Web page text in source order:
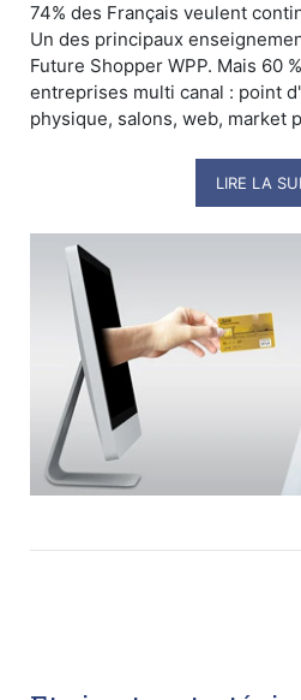
74% des Français veulent
Un des principaux
Future Shopper WPP. Mais 60
entreprises multi canal : point
physique, salons, web, market
LIRE LA